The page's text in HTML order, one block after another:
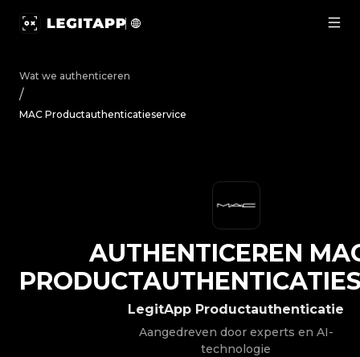
Wat we authenticeren
/
MAC Productauthenticatieservice
LegitApp Productauthenticatie
Aangedreven door experts en AI-
technologie
AUTHENTICEREN